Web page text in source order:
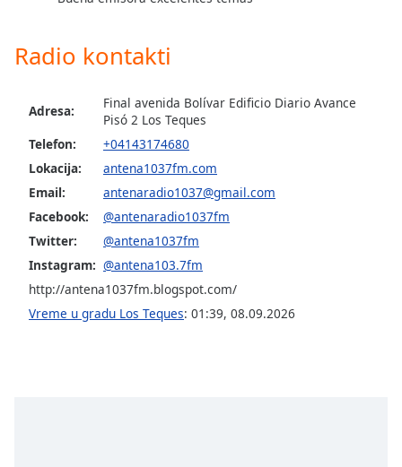
Escape
will
window.
Opacity
Radio kontakti
Adresa:
Final avenida Bolívar Edificio Diario Avance
Pisó 2 Los Teques
Telefon:
+04143174680
Lokacija:
antena1037fm.com
Email:
antenaradio1037@gmail.com
Facebook:
@antenaradio1037fm
Twitter:
@antena1037fm
Instagram: @antena103.7fm
http://antena1037fm.blogspot.com/
Vreme u gradu Los Teques: 01:39, 08.09.2026